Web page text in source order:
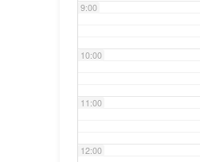
9:00
10:00
11:00
12:00